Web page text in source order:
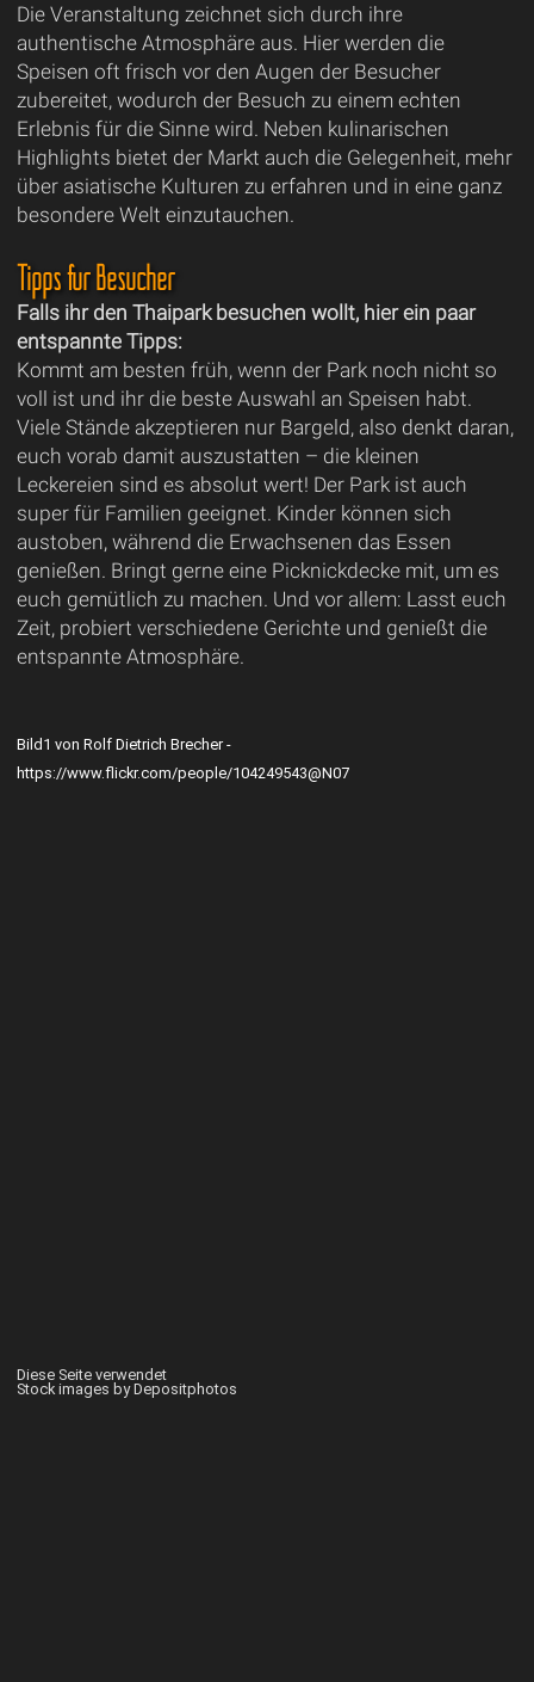
Die Veranstaltung zeichnet sich durch ihre
authentische Atmosphäre aus. Hier werden die
Speisen oft frisch vor den Augen der Besucher
zubereitet, wodurch der Besuch zu einem echten
Erlebnis für die Sinne wird. Neben kulinarischen
Highlights bietet der Markt auch die Gelegenheit, mehr
über asiatische Kulturen zu erfahren und in eine ganz
besondere Welt einzutauchen.
Tipps für Besucher
Falls ihr den Thaipark besuchen wollt, hier ein paar
entspannte Tipps:
Kommt am besten früh, wenn der Park noch nicht so
voll ist und ihr die beste Auswahl an Speisen habt.
Viele Stände akzeptieren nur Bargeld, also denkt daran,
euch vorab damit auszustatten – die kleinen
Leckereien sind es absolut wert! Der Park ist auch
super für Familien geeignet. Kinder können sich
austoben, während die Erwachsenen das Essen
genießen. Bringt gerne eine Picknickdecke mit, um es
euch gemütlich zu machen. Und vor allem: Lasst euch
Zeit, probiert verschiedene Gerichte und genießt die
entspannte Atmosphäre.
Bild1 von Rolf Dietrich Brecher -
https://www.flickr.com/people/104249543@N07
Diese Seite verwendet
Stock images by Depositphotos